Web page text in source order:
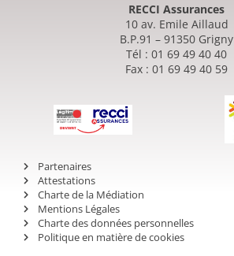
RECCI Assurances
10 av. Emile Aillaud
B.P.91 – 91350 Grigny
Tél : 01 69 49 40 40
Fax : 01 69 49 40 59
Partenaires
Attestations
Charte de la Médiation
Mentions Légales
Charte des données personnelles
Politique en matière de cookies